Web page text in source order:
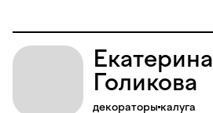
Екатерина
Голикова
декораторы калуга